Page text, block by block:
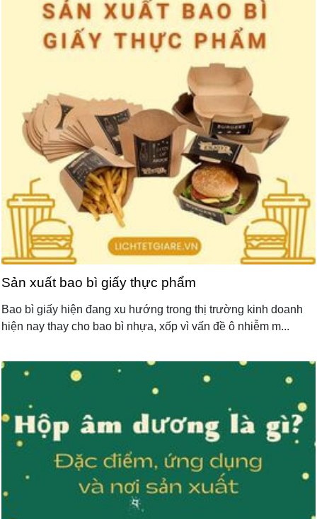
Sản xuất bao bì giấy thực phẩm
Bao bì giấy hiện đang xu hướng trong thị trường kinh doanh
hiện nay thay cho bao bì nhựa, xốp vì vấn đề ô nhiễm m...